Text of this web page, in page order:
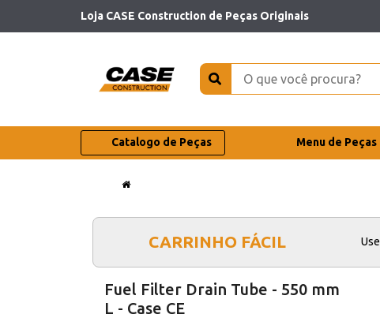
Loja CASE Construction de Peças Originais
Catalogo de Peças Menu de Peças
CARRINHO FÁCIL
Fuel Filter Drain Tube - 550 mm
L - Case CE